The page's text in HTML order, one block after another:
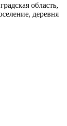
область,
деревня